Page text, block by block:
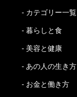
- カテゴリー一覧
- 暮らしと食
- 美容と健康
- あの人の生き方
- お金と働き方